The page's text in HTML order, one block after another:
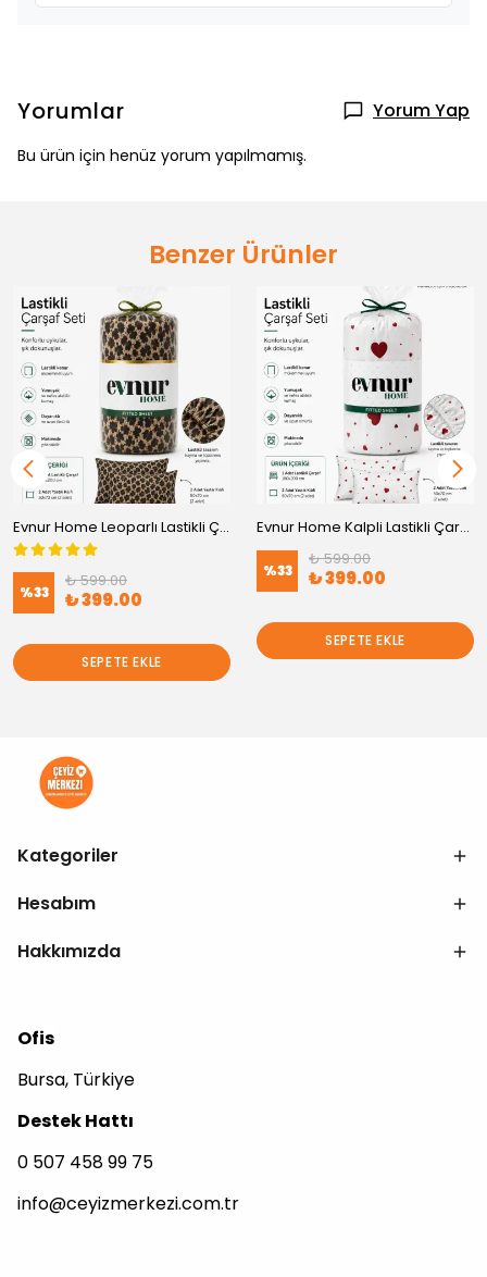
Yorumlar Yorum Yap
Bu ürün için henüz yorum yapılmamış.
Benzer Ürünler
Evnur Home Leoparlı Lastikli Çarşaf Seti Battal Boy
%33
₺ 599.00
₺ 399.00
SEPETE EKLE
Evnur Home Kalpli Lastikli Çarşaf Seti Battal Boy
%33
₺ 599.00
₺ 399.00
SEPETE EKLE
Kategoriler
Hesabım
Hakkımızda
Ofis
Bursa, Türkiye
Destek Hattı
0 507 458 99 75
info@ceyizmerkezi.com.tr